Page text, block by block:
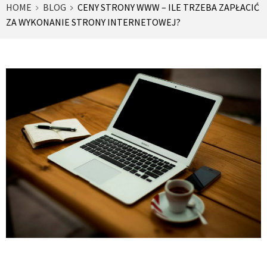
HOME BLOG
CENY STRONY WWW – ILE TRZEBA ZAPŁACIĆ
ZA WYKONANIE STRONY INTERNETOWEJ?